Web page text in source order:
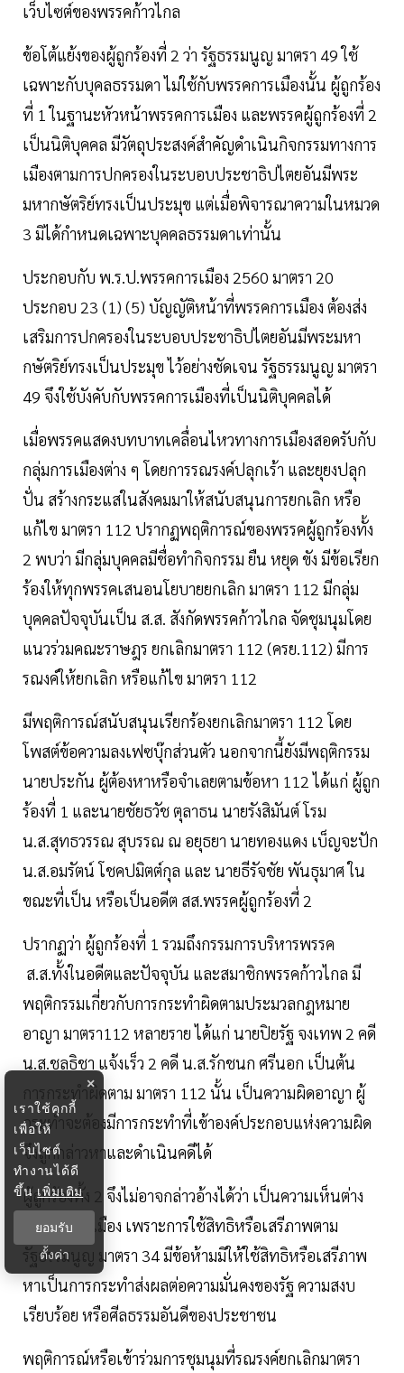
เว็บไซต์ของพรรคก้าวไกล
ข้อโต้แย้งของผู้ถูกร้องที่ 2 ว่า รัฐธรรมนูญ มาตรา 49 ใช้
เฉพาะกับบุคลธรรมดา ไม่ใช้กับพรรคการเมืองนั้น ผู้ถูกร้อง
ที่ 1 ในฐานะหัวหน้าพรรคการเมือง และพรรคผู้ถูกร้องที่ 2
เป็นนิติบุคคล มีวัตถุประสงค์สำคัญดำเนินกิจกรรมทางการ
เมืองตามการปกครองในระบอบประชาธิปไตยอันมีพระ
มหากษัตริย์ทรงเป็นประมุข แต่เมื่อพิจารณาความในหมวด
3 มิได้กำหนดเฉพาะบุคคลธรรมดาเท่านั้น
ประกอบกับ พ.ร.ป.พรรคการเมือง 2560 มาตรา 20
ประกอบ 23 (1) (5) บัญญัติหน้าที่พรรคการเมือง ต้องส่ง
เสริมการปกครองในระบอบประชาธิปไตยอันมีพระมหา
กษัตริย์ทรงเป็นประมุข ไว้อย่างชัดเจน รัฐธรรมนูญ มาตรา
49 จึงใช้บังคับกับพรรคการเมืองที่เป็นนิติบุคคลได้
เมื่อพรรคแสดงบทบาทเคลื่อนไหวทางการเมืองสอดรับกับ
กลุ่มการเมืองต่าง ๆ โดยการรณรงค์ปลุกเร้า และยุยงปลุก
ปั่น สร้างกระแสในสังคมมาให้สนับสนุนการยกเลิก หรือ
แก้ไข มาตรา 112 ปรากฏพฤติการณ์ของพรรคผู้ถูกร้องทั้ง
2 พบว่า มีกลุ่มบุคคลมีชื่อทำกิจกรรม ยืน หยุด ขัง มีข้อเรียก
ร้องให้ทุกพรรคเสนอนโยบายยกเลิก มาตรา 112 มีกลุ่ม
บุคคลปัจจุบันเป็น ส.ส. สังกัดพรรคก้าวไกล จัดชุมนุมโดย
แนวร่วมคณะราษฎร ยกเลิกมาตรา 112 (ครย.112) มีการ
รณงค์ให้ยกเลิก หรือแก้ไข มาตรา 112
มีพฤติการณ์สนับสนุนเรียกร้องยกเลิกมาตรา 112 โดย
โพสต์ข้อความลงเฟซบุ๊กส่วนตัว นอกจากนี้ยังมีพฤติกรรม
นายประกัน ผู้ต้องหาหรือจำเลยตามข้อหา 112 ได้แก่ ผู้ถูก
ร้องที่ 1 และนายชัยธวัช ตุลาธน นายรังสิมันต์ โรม
น.ส.สุทธวรรณ สุบรรณ ณ อยุธยา นายทองแดง เบ็ญจะปัก
น.ส.อมรัตน์ โชคปมิตต์กุล และ นายธีรัจชัย พันธุมาศ ใน
ขณะที่เป็น หรือเป็นอดีต สส.พรรคผู้ถูกร้องที่ 2
ปรากฏว่า ผู้ถูกร้องที่ 1 รวมถึงกรรมการบริหารพรรค
ส.ส.ทั้งในอดีตและปัจจุบัน และสมาชิกพรรคก้าวไกล มี
พฤติกรรมเกี่ยวกับการกระทำผิดตามประมวลกฎหมาย
อาญา มาตรา112 หลายราย ได้แก่ นายปิยรัฐ จงเทพ 2 คดี
น.ส.ชลธิชา แจ้งเร็ว 2 คดี น.ส.รักชนก ศรีนอก เป็นต้น
การกระทำผิดตาม มาตรา 112 นั้น เป็นความผิดอาญา ผู้
กระทำจะต้องมีการกระทำที่เข้าองค์ประกอบแห่งความผิด
จึงถูกกล่าวหาและดำเนินคดีได้
ผู้ถูกร้องทั้ง 2 จึงไม่อาจกล่าวอ้างได้ว่า เป็นความเห็นต่าง
หรือคดีการเมือง เพราะการใช้สิทธิหรือเสรีภาพตาม
รัฐธรรมนูญ มาตรา 34 มีข้อห้ามมิให้ใช้สิทธิหรือเสรีภาพ
หาเป็นการกระทำส่งผลต่อความมั่นคงของรัฐ ความสงบ
เรียบร้อย หรือศีลธรรมอันดีของประชาชน
พฤติการณ์หรือเข้าร่วมการชุมนุมที่รณรงค์ยกเลิกมาตรา
×
เราใช้คุกกี้
เพื่อให้
เว็บไซต์
ทำงานได้ดี
ขึ้นเพิ่มเติม
ยอมรับ
ตั้งค่า